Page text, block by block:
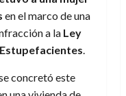
en el marco de una
a la Ley
concretó este